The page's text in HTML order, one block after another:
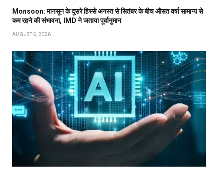
Monsoon: मानसून के दूसरे हिस्से अगस्त से सितंबर के बीच औसत वर्षा सामान्य से
कम रहने की संभावना, IMD ने जताया पूर्वानुमान
AUGUST 6, 2026